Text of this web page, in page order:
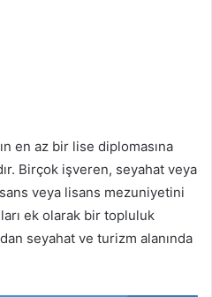
en az bir lise diplomasına
Birçok işveren, seyahat veya
veya lisans mezuniyetini
ek olarak bir topluluk
seyahat ve turizm alanında